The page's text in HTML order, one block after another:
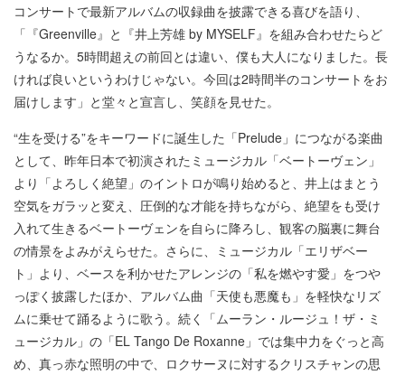
コンサートで最新アルバムの収録曲を披露できる喜びを語り、
「『Greenville』と『井上芳雄 by MYSELF』を組み合わせたらど
うなるか。5時間超えの前回とは違い、僕も大人になりました。長
ければ良いというわけじゃない。今回は2時間半のコンサートをお
届けします」と堂々と宣言し、笑顔を見せた。
“生を受ける”をキーワードに誕生した「Prelude」につながる楽曲
として、昨年日本で初演されたミュージカル「ベートーヴェン」
より「よろしく絶望」のイントロが鳴り始めると、井上はまとう
空気をガラッと変え、圧倒的な才能を持ちながら、絶望をも受け
入れて生きるベートーヴェンを自らに降ろし、観客の脳裏に舞台
の情景をよみがえらせた。さらに、ミュージカル「エリザベー
ト」より、ベースを利かせたアレンジの「私を燃やす愛」をつや
っぽく披露したほか、アルバム曲「天使も悪魔も」を軽快なリズ
ムに乗せて踊るように歌う。続く「ムーラン・ルージュ！ザ・ミ
ュージカル」の「EL Tango De Roxanne」では集中力をぐっと高
め、真っ赤な照明の中で、ロクサーヌに対するクリスチャンの思